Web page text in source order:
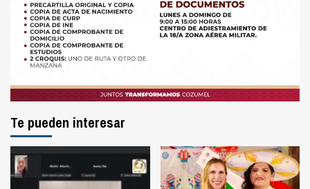
Te pueden interesar